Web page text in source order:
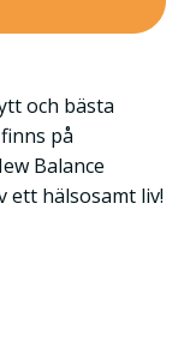
och bästa
på
Balance
ett hälsosamt liv!